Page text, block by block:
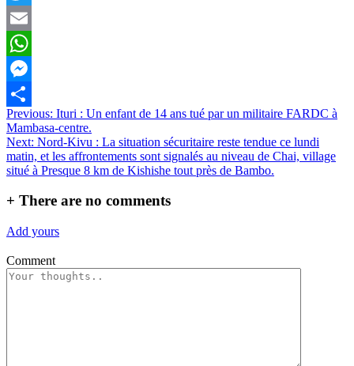
Twitter
Email
WhatsApp
Messenger
Partager
Navigation
de
l’article
Previous: Ituri : Un enfant de 14 ans tué par un militaire FARDC à
Mambasa-centre.
Next: Nord-Kivu : La situation sécuritaire reste tendue ce lundi
matin, et les affrontements sont signalés au niveau de Chai, village
situé à Presque 8 km de Kishishe tout près de Bambo.
+ There are no comments
Add yours
Comment